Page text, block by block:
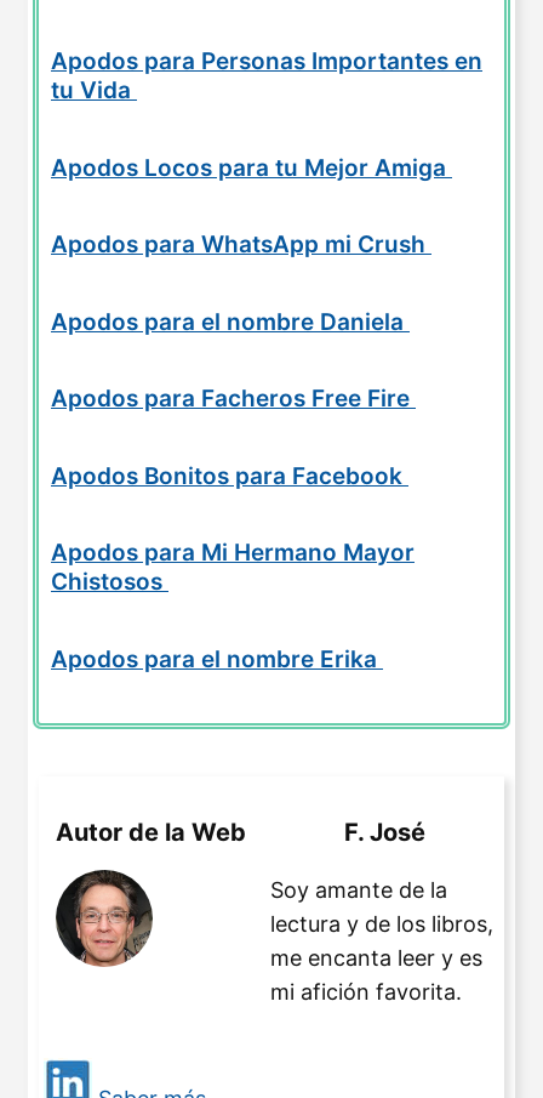
Apodos para Personas Importantes en
tu Vida
Apodos Locos para tu Mejor Amiga
Apodos para WhatsApp mi Crush
Apodos para el nombre Daniela
Apodos para Facheros Free Fire
Apodos Bonitos para Facebook
Apodos para Mi Hermano Mayor
Chistosos
Apodos para el nombre Erika
Autor de la Web F. José
Soy amante de la
lectura y de los libros,
me encanta leer y es
mi afición favorita.